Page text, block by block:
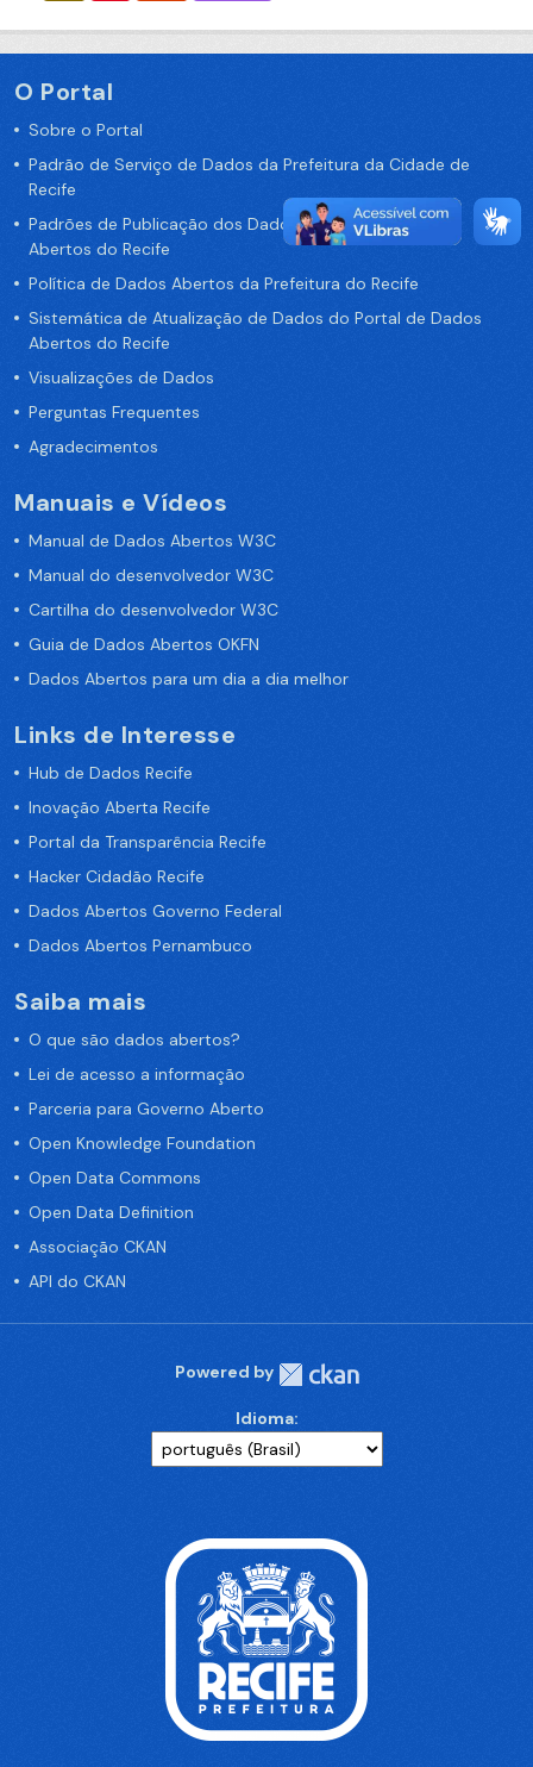
O Portal
Sobre o Portal
Padrão de Serviço de Dados da Prefeitura da Cidade de
Recife
Padrões de Publicação dos Dados no Portal de Dados
Abertos do Recife
Política de Dados Abertos da Prefeitura do Recife
Sistemática de Atualização de Dados do Portal de Dados
Abertos do Recife
Visualizações de Dados
Perguntas Frequentes
Agradecimentos
Manuais e Vídeos
Manual de Dados Abertos W3C
Manual do desenvolvedor W3C
Cartilha do desenvolvedor W3C
Guia de Dados Abertos OKFN
Dados Abertos para um dia a dia melhor
Links de Interesse
Hub de Dados Recife
Inovação Aberta Recife
Portal da Transparência Recife
Hacker Cidadão Recife
Dados Abertos Governo Federal
Dados Abertos Pernambuco
Saiba mais
O que são dados abertos?
Lei de acesso a informação
Parceria para Governo Aberto
Open Knowledge Foundation
Open Data Commons
Open Data Definition
Associação CKAN
API do CKAN
Powered by
Idioma